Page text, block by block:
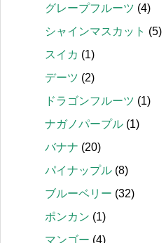
グレープフルーツ (4)
シャインマスカット (5)
スイカ (1)
デーツ (2)
ドラゴンフルーツ (1)
ナガノパープル (1)
バナナ (20)
パイナップル (8)
ブルーベリー (32)
ポンカン (1)
マンゴー (4)